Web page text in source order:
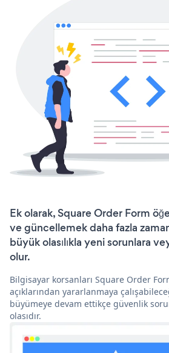
Ek olarak, Square Order Form
ve güncellemek daha fazla
büyük olasılıkla yeni sorunlara
olur.
Bilgisayar korsanları Square Order
açıklarından yararlanmaya
büyümeye devam ettikçe güvenlik
olasıdır.